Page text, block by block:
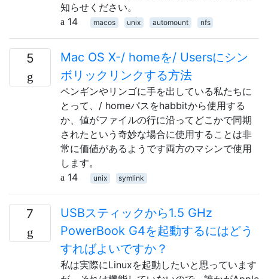
知らせください。
14
macos unix automount nfs
5
Mac OS X-/ homeを/ Usersにシン
ボリックリンクする方法
ペンギンやリンゴに手を出している私たちに
とって、/ homeパスをhabbitから使用する
か、値がファイルの行に沿ってどこかで同期
されたという奇妙な場合に使用することは非
常に価値があるようです両方のマシンで使用
します。
14
unix symlink
7
USBスティックから1.5 GHz
PowerBook G4を起動するにはどう
すればよいですか？
私は実際にLinuxを起動したいと思っています